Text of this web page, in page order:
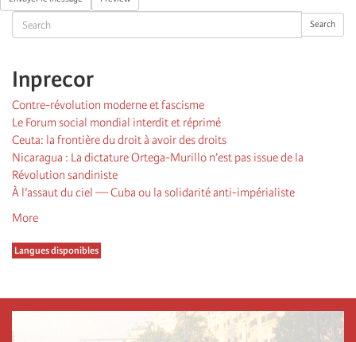
Search Search
Inprecor
Contre-révolution moderne et fascisme
Le Forum social mondial interdit et réprimé
Ceuta: la frontière du droit à avoir des droits
Nicaragua : La dictature Ortega-Murillo n’est pas issue de la
Révolution sandiniste
À l’assaut du ciel — Cuba ou la solidarité anti-impérialiste
More
Langues disponibles